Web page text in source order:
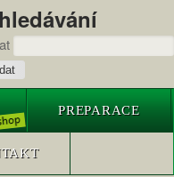
PREPARACE